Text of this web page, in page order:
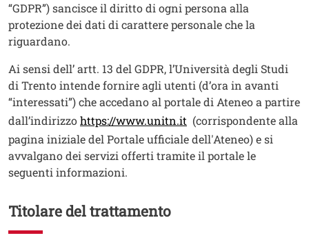
“GDPR”) sancisce il diritto di ogni persona alla
protezione dei dati di carattere personale che la
riguardano.
Ai sensi dell’ artt. 13 del GDPR, l’Università degli Studi
di Trento intende fornire agli utenti (d’ora in avanti
“interessati”) che accedano al portale di Ateneo a partire
dall’indirizzohttps://www.unitn.it (corrispondente alla
pagina iniziale del Portale ufficiale dell'Ateneo) e si
avvalgano dei servizi offerti tramite il portale le
seguenti informazioni.
Titolare del trattamento